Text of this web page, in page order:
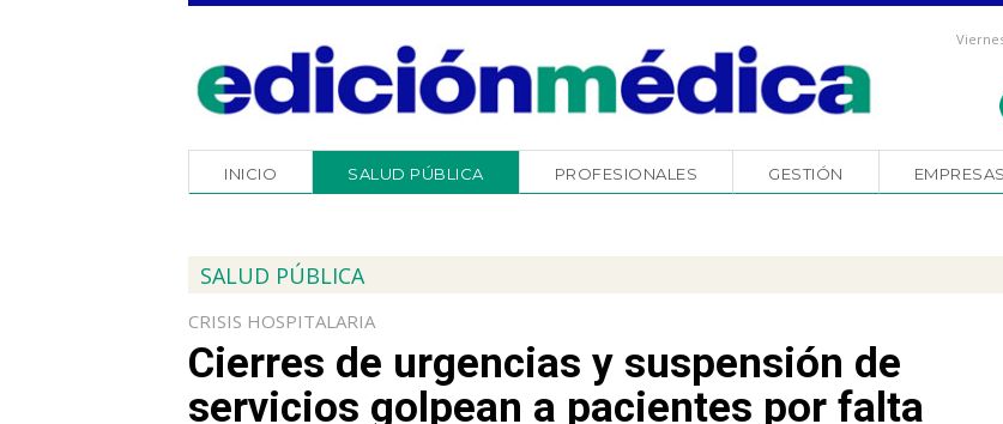
INICIO SALUD PÚBLICA PROFESIONALES GESTIÓN EMPRESAS
SALUD PÚBLICA
CRISIS HOSPITALARIA
Cierres de urgencias y suspensión de
servicios golpean a pacientes por falta